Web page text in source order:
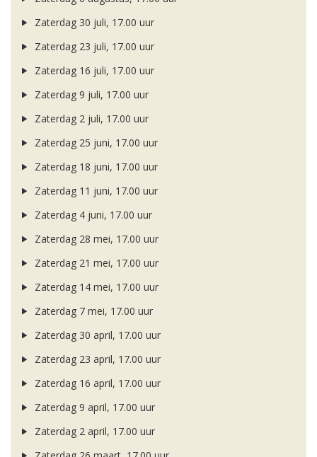
Zaterdag 30 juli, 17.00 uur
Zaterdag 23 juli, 17.00 uur
Zaterdag 16 juli, 17.00 uur
Zaterdag 9 juli, 17.00 uur
Zaterdag 2 juli, 17.00 uur
Zaterdag 25 juni, 17.00 uur
Zaterdag 18 juni, 17.00 uur
Zaterdag 11 juni, 17.00 uur
Zaterdag 4 juni, 17.00 uur
Zaterdag 28 mei, 17.00 uur
Zaterdag 21 mei, 17.00 uur
Zaterdag 14 mei, 17.00 uur
Zaterdag 7 mei, 17.00 uur
Zaterdag 30 april, 17.00 uur
Zaterdag 23 april, 17.00 uur
Zaterdag 16 april, 17.00 uur
Zaterdag 9 april, 17.00 uur
Zaterdag 2 april, 17.00 uur